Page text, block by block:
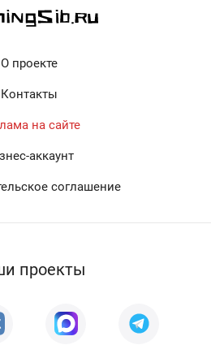
О проекте
Контакты
на сайте
аккаунт
соглашение
проекты